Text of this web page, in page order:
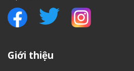
Giới thiệu